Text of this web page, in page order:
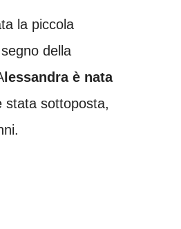
la piccola
della
lessandra è nata
stata sottoposta,